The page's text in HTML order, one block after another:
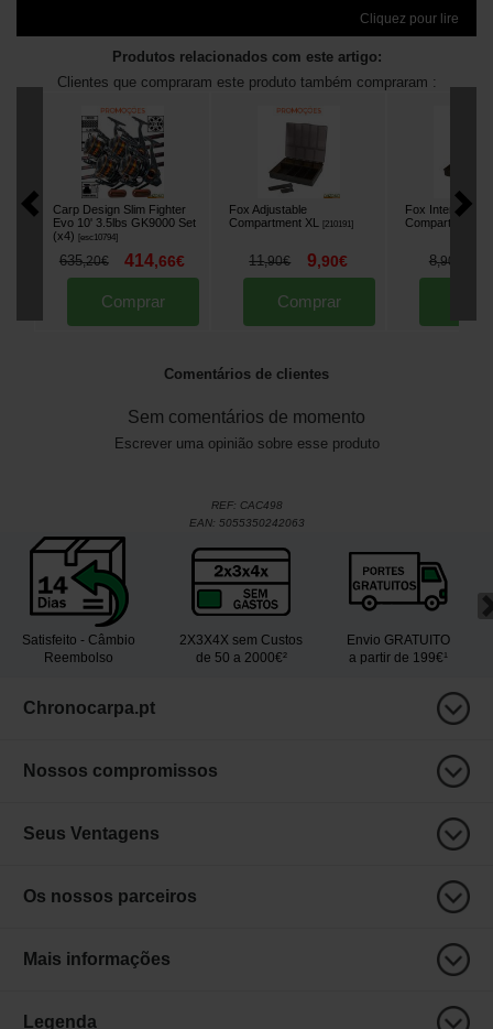
Cliquez pour lire
Produtos relacionados com este artigo:
Clientes que compraram este produto também compraram :
Carp Design Slim Fighter
Evo 10' 3.5lbs GK9000 Set
(x4)
[esc10794]
635,20€ 414,66€
Comprar
Fox Adjustable
Compartment XL
[210191]
11,90€ 9,90€
Comprar
Fox Internal 6
Compartment
8,90
Comentários de clientes
Sem comentários de momento
Escrever uma opinião sobre esse produto
REF: CAC498
EAN: 5055350242063
Satisfeito - Câmbio
Reembolso
2X3X4X sem Custos
de 50 a 2000€²
Envio GRATUITO
a partir de 199€¹
Chronocarpa.pt
Nossos compromissos
Seus Ventagens
Os nossos parceiros
Mais informações
Legenda